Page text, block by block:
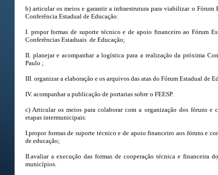
b) articular os meios e garantir a infraestrutura para viabilizar o Fórum
Conferência Estadual de Educação:
I. propor formas de suporte técnico e de apoio financeiro ao Fórum
Conferências Estaduais de Educação;
II. planejar e acompanhar a logística para a realização da próxima
Paulo ;
III. organizar a elaboração e os arquivos das atas do Fórum Estadual de
IV. acompanhar a publicação de portarias sobre o FEESP.
c) Articular os meios para colaborar com a organização dos fóruns e
etapas intermunicipais:
I.propor formas de suporte técnico e de apoio financeiro aos fóruns e
de educação;
II.avaliar a execução das formas de cooperação técnica e financeira
municípios.